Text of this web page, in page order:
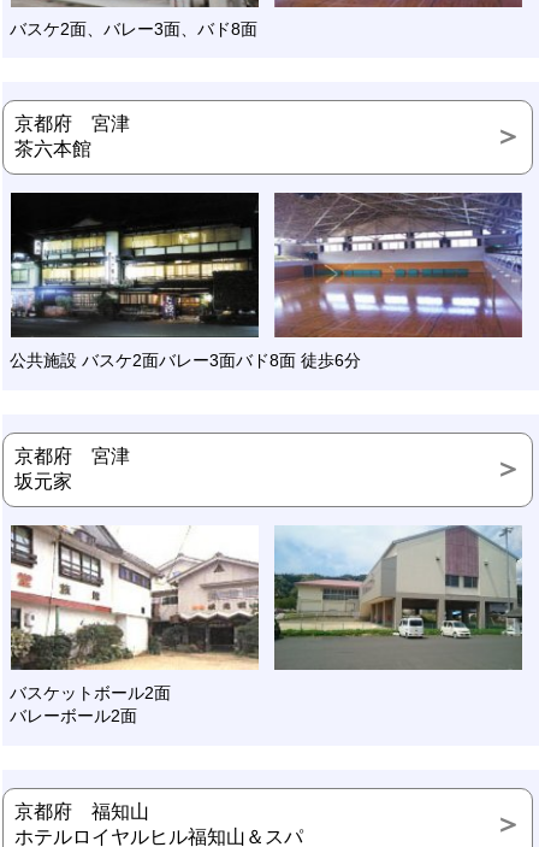
バスケ2面、バレー3面、バド8面
京都府 宮津
茶六本館
公共施設 バスケ2面バレー3面バド8面 徒歩6分
京都府 宮津
坂元家
バスケットボール2面
バレーボール2面
京都府 福知山
ホテルロイヤルヒル福知山＆スパ